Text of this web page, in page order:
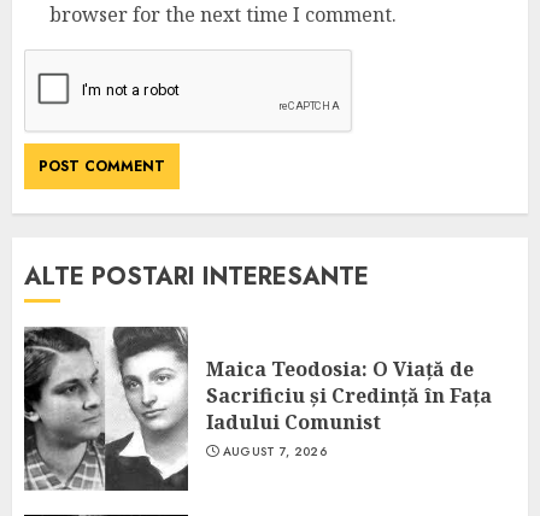
browser for the next time I comment.
ALTE POSTARI INTERESANTE
Maica Teodosia: O Viață de
Sacrificiu și Credință în Fața
Iadului Comunist
AUGUST 7, 2026